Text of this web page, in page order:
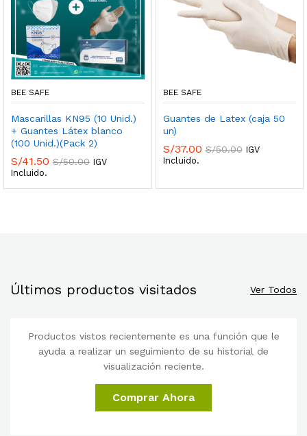
BEE SAFE
Mascarillas KN95 (10 Unid.)
+ Guantes Látex blanco
(100 Unid.)(Pack 2)
S/41.50 S/50.00 IGV
Incluido.
BEE SAFE
Guantes de Latex (caja 50
un)
S/37.00 S/50.00 IGV
Incluido.
Últimos productos visitados Ver Todos
Productos vistos recientemente es una función que le
ayuda a realizar un seguimiento de su historial de
visualización reciente.
Comprar Ahora